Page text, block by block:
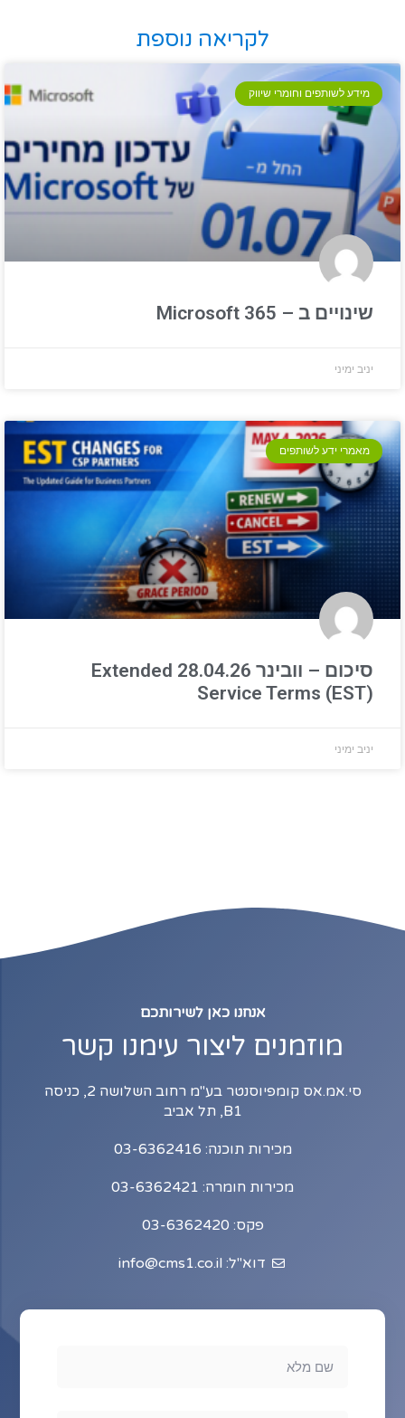
לקריאה נוספת
מידע לשותפים וחומרי שיווק
שינויים ב – Microsoft 365
יניב ימיני
מאמרי ידע לשותפים
סיכום – וובינר 28.04.26 Extended
Service Terms (EST)
יניב ימיני
אנחנו כאן לשירותכם
מוזמנים ליצור עימנו קשר
סי.אמ.אס קומפיוסנטר בע"מ רחוב השלושה 2, כניסה
B1, תל אביב
מכירות תוכנה: 03-6362416
מכירות חומרה: 03-6362421
פקס: 03-6362420
דוא"ל: info@cms1.co.il